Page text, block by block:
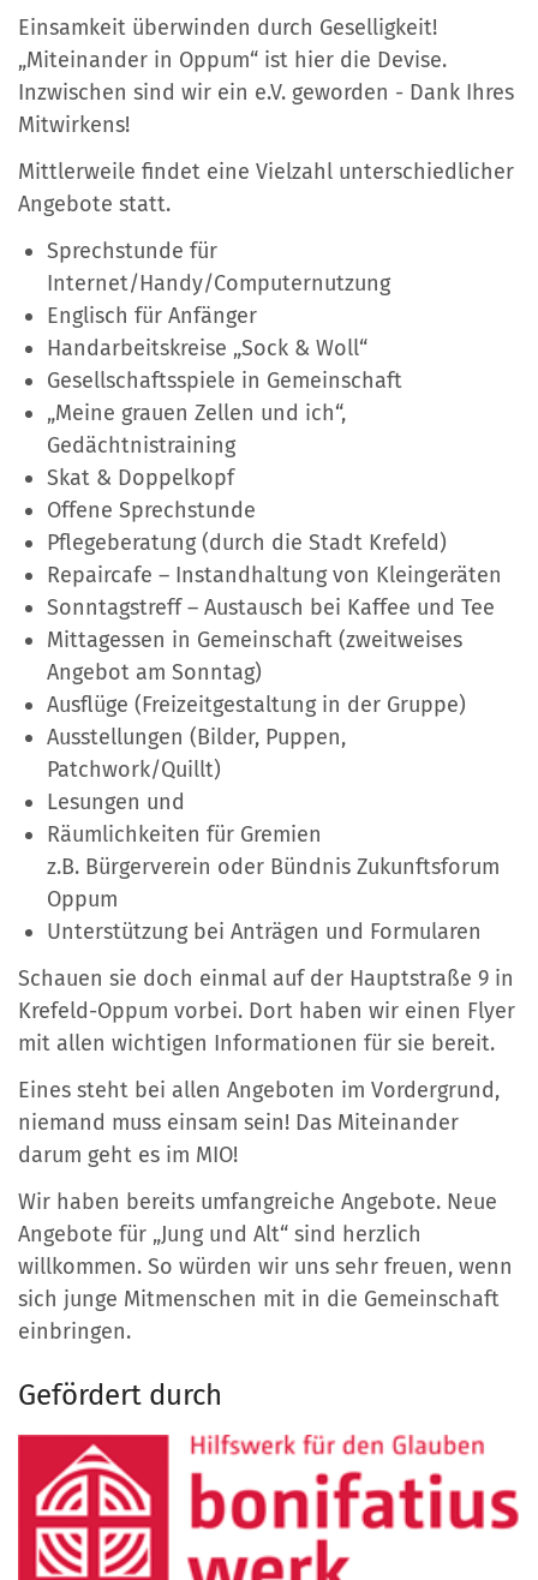
Einsamkeit überwinden durch Geselligkeit!
„Miteinander in Oppum“ ist hier die Devise.
Inzwischen sind wir ein e.V. geworden - Dank Ihres
Mitwirkens!
Mittlerweile findet eine Vielzahl unterschiedlicher
Angebote statt.
Sprechstunde für
Internet/Handy/Computernutzung
Englisch für Anfänger
Handarbeitskreise „Sock & Woll“
Gesellschaftsspiele in Gemeinschaft
„Meine grauen Zellen und ich“,
Gedächtnistraining
Skat & Doppelkopf
Offene Sprechstunde
Pflegeberatung (durch die Stadt Krefeld)
Repaircafe – Instandhaltung von Kleingeräten
Sonntagstreff – Austausch bei Kaffee und Tee
Mittagessen in Gemeinschaft (zweitweises
Angebot am Sonntag)
Ausflüge (Freizeitgestaltung in der Gruppe)
Ausstellungen (Bilder, Puppen,
Patchwork/Quillt)
Lesungen und
Räumlichkeiten für Gremien
z.B. Bürgerverein oder Bündnis Zukunftsforum
Oppum
Unterstützung bei Anträgen und Formularen
Schauen sie doch einmal auf der Hauptstraße 9 in
Krefeld-Oppum vorbei. Dort haben wir einen Flyer
mit allen wichtigen Informationen für sie bereit.
Eines steht bei allen Angeboten im Vordergrund,
niemand muss einsam sein! Das Miteinander
darum geht es im MIO!
Wir haben bereits umfangreiche Angebote. Neue
Angebote für „Jung und Alt“ sind herzlich
willkommen. So würden wir uns sehr freuen, wenn
sich junge Mitmenschen mit in die Gemeinschaft
einbringen.
Gefördert durch